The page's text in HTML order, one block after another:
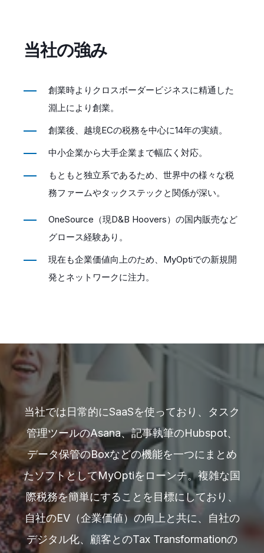
当社の強み
創業時よりクロスボーダービジネスに精通した
淵上により創業。
創業後、越境ECの税務を中心に14年の実績。
中小企業から大手企業まで幅広く対応。
もともと独立系であるため、世界中の様々な税
務ファームやタックステックと関係が深い。
OneSource（現D&B Hoovers）の国内販売など
グロース経験あり。
現在も企業価値向上のため、MyOptiでの新規開
発とネットワークに注力。
当社では日常的にSaaSを使っており、タスク
管理ツールのAsana、記事執筆のHubspot、
データ保管のBoxなどの機能を一つにまとめ
たソフトとしてMyOptiをローンチ。複雑な国
際税務を簡単にすることを目標にしており、
自社のEV（企業価値）の向上と共に、自社の
デジタル化、顧客とのTax Transformationの